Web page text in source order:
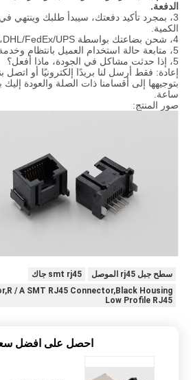
الدفعة.
الكمية.
4، شحن بضاعتك بواسطة DHL/FedEx/UPS، حسب طلبك.
5، متابعة حالة استخدام العميل بانتظام وخدمة ما بعد البيع
5، إذا حدثت مشاكل في الجودة، ماذا أفعل؟
إعادة: فقط أرسل لنا بريدًا إلكترونيًا أو
ساعة.
صور المنتج:
سطح جبل rj45 الموصل
smt rj45 جاك
/ A SMT RJ45 Connector,Black Housing
Low Profile RJ45
احصل على افضل